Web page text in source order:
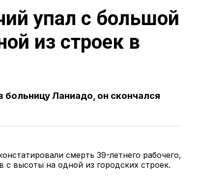
упал с большой
из строек в
больницу Ланиадо, он скончался
смерть 39-летнего рабочего,
высоты на одной из городских строек.